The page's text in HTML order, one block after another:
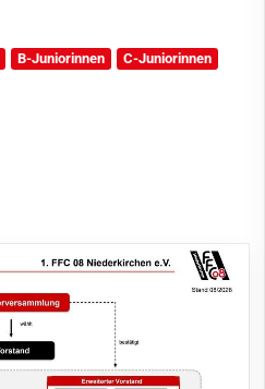
B-Juniorinnen
C-Juniorinnen